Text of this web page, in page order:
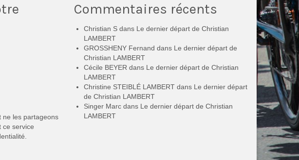
ne les partageons
ce service
Commentaires récents
Christian Sdans Le dernier départ de Christian
LAMBERT
GROSSHENY Fernand dans Le dernier départ de
Christian LAMBERT
Cécile BEYER dans Le dernier départ de Christian
LAMBERT
Christine STEIBLÉ LAMBERTdans Le dernier départ
de Christian LAMBERT
Singer Marcdans Le dernier départ de Christian
LAMBERT